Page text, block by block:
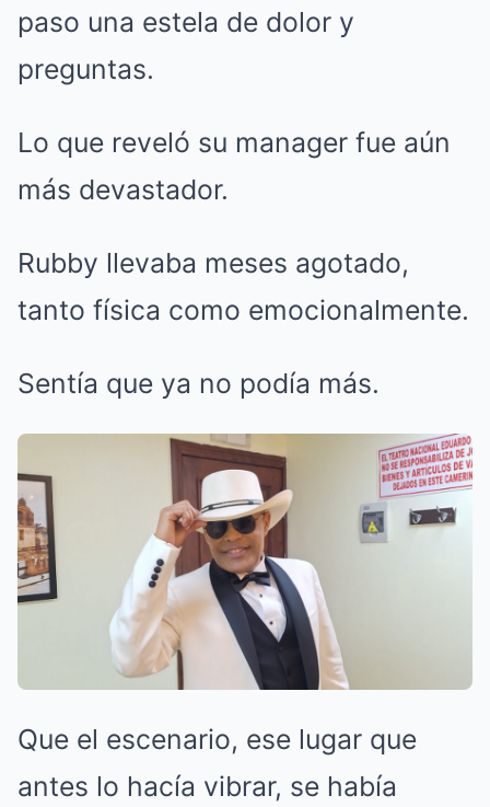
paso una estela de dolor y
preguntas.
Lo que reveló su manager fue aún
más devastador.
Rubby llevaba meses agotado,
tanto física como emocionalmente.
Sentía que ya no podía más.
Que el escenario, ese lugar que
antes lo hacía vibrar, se había